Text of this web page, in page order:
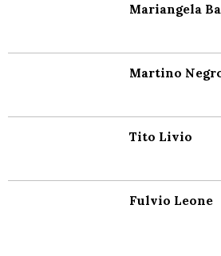
Mariangela
Martino
Tito Livio
Fulvio Leone